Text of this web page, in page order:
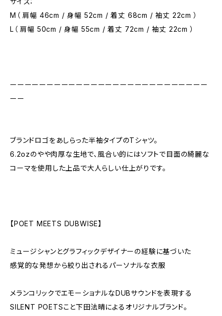
M（ 肩幅 46cm / 身幅 52cm / 着丈 68cm / 袖丈 22cm ）
L（ 肩幅 50cm / 身幅 55cm / 着丈 72cm / 袖丈 22cm ）
ーーーーーーーーーーーーーーーーーーーーーーーーーーー
ーー
ブランドロゴをあしらった半袖タイプのTシャツ。
6.2ozのやや肉厚な生地で、風合い的にはソフトで目面の綺麗な
コーマを使用した上品で大人らしい仕上がりです。
【POET MEETS DUBWISE】
ミュージシャンとグラフィックデザイナーの経験に基づいた
感覚的な発想から絞り出されるパーソナルな衣服
メランコリックでエモーショナルなDUBサウンドを表現する
SILENT POETSこと下田法晴によるオリジナルブランド。